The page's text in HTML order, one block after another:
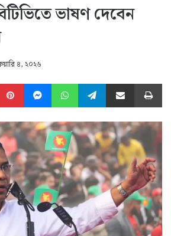
ভাষণ দেবেন
৪, ২০২৬
PinterestMessengerWhatsAppTelegramShare via Email